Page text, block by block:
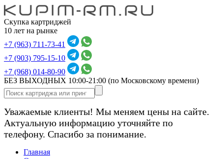
Скупка картриджей
10 лет на рынке
+7 (963) 711-73-41
+7 (903) 795-15-10
+7 (968) 014-80-90
БЕЗ ВЫХОДНЫХ 10:00-21:00 (по Московскому времени)
Уважаемые клиенты! Мы меняем цены на сайте.
Актуальную информацию уточняйте по
телефону. Спасибо за понимание.
Главная